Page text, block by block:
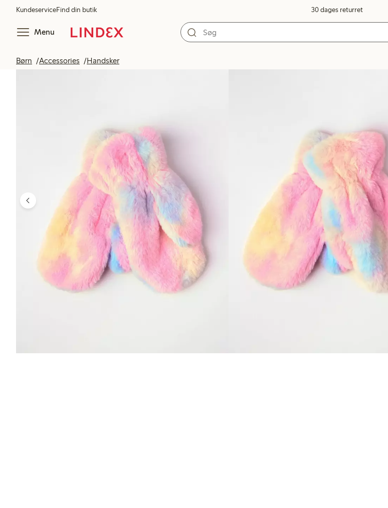
KundeserviceFind din butik 30 dages returret
Menu
Børn Accessories Handsker